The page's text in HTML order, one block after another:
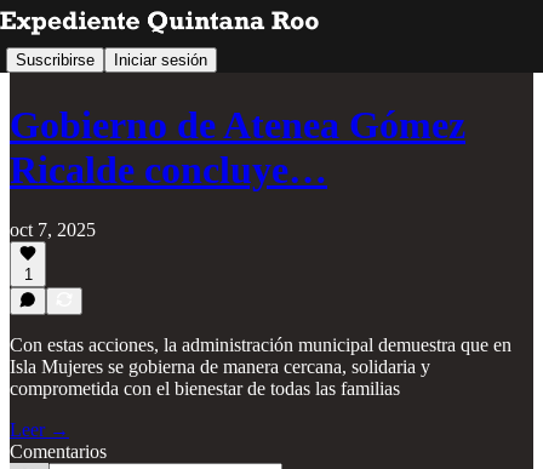
Suscribirse Iniciar sesión
Gobierno de Atenea Gómez
Ricalde concluye…
oct 7, 2025
1
Con estas acciones, la administración municipal demuestra que en
Isla Mujeres se gobierna de manera cercana, solidaria y
comprometida con el bienestar de todas las familias
Leer →
Comentarios